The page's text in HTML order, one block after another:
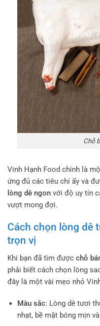
Chỗ
Vinh Hạnh Food chính là
ứng đủ các tiêu chí ấy và
lòng dê ngon với độ uy tín
vượt mong đợi.
Cách chọn lòng dê
trọn vị
Khi bạn đã tìm được chỗ
phải biết cách chọn lòng
đây là một vài mẹo nhỏ
Màu sắc: Lòng dê tươi
nhạt, bề mặt bóng mịn